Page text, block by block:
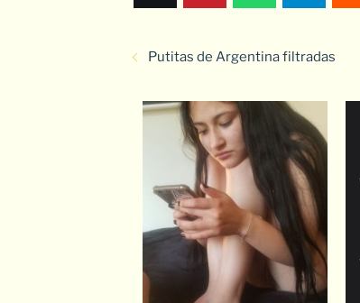
Putitas de Argentina filtradas